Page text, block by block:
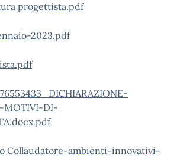
progettista.pdf
2023.pdf
MOTIVI-DI-
Collaudatore-ambienti-innovativi-